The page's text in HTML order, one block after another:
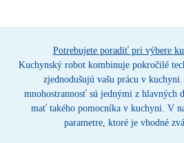
Potrebujete poradiť pri výbere
Kuchynský robot kombinuje pokročilé
zjednodušujú vašu prácu v
mnohostrannosť sú jednými z hlavných
mať takého pomocníka v kuchyni. V
parametre, ktoré je vhodné